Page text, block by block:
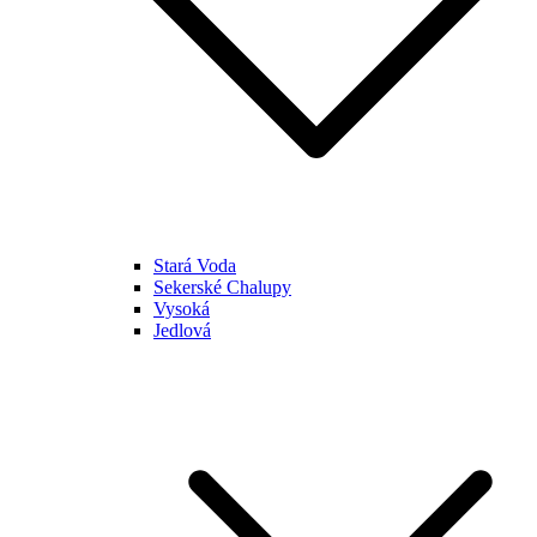
Stará Voda
Sekerské Chalupy
Vysoká
Jedlová